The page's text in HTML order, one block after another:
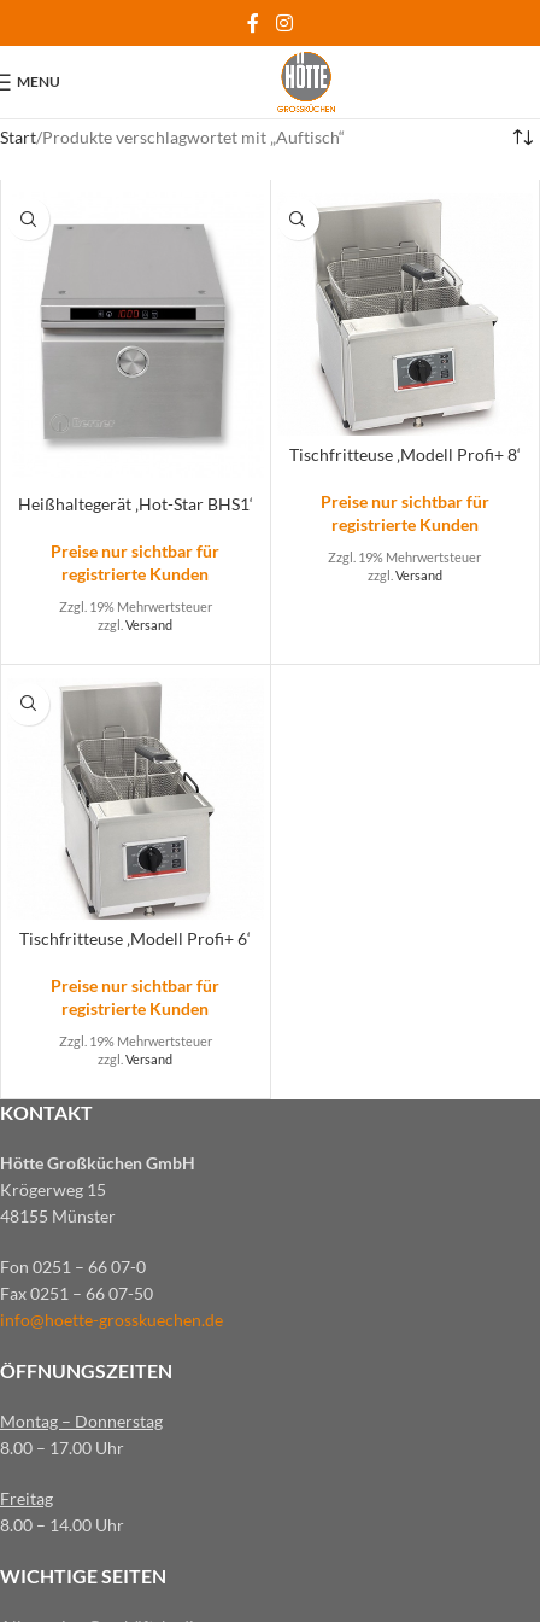
MENU
Start Produkte verschlagwortet mit „Auftisch“
Heißhaltegerät ‚Hot-Star BHS1‘
Preise nur sichtbar für
registrierte Kunden
Zzgl. 19% Mehrwertsteuer
zzgl.Versand
Tischfritteuse ‚Modell Profi+ 8‘
Preise nur sichtbar für
registrierte Kunden
Zzgl. 19% Mehrwertsteuer
zzgl. Versand
Tischfritteuse ‚Modell Profi+ 6‘
Preise nur sichtbar für
registrierte Kunden
Zzgl. 19% Mehrwertsteuer
zzgl.Versand
KONTAKT
Hötte Großküchen GmbH
Krögerweg 15
48155 Münster
Fon 0251 – 66 07-0
Fax 0251 – 66 07-50
info@hoette-grosskuechen.de
ÖFFNUNGSZEITEN
Montag – Donnerstag
8.00 – 17.00 Uhr
Freitag
8.00 – 14.00 Uhr
WICHTIGE SEITEN